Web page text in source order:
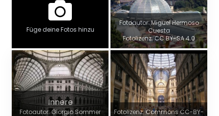
Füge deine Fotos hinzu
Fotoautor: Miguel Hermoso
Cuesta
Fotolizenz: CC BY-SA 4.0
Innere
Fotoautor: Giorgio Sommer
Fotolizenz: Commons CC-BY-